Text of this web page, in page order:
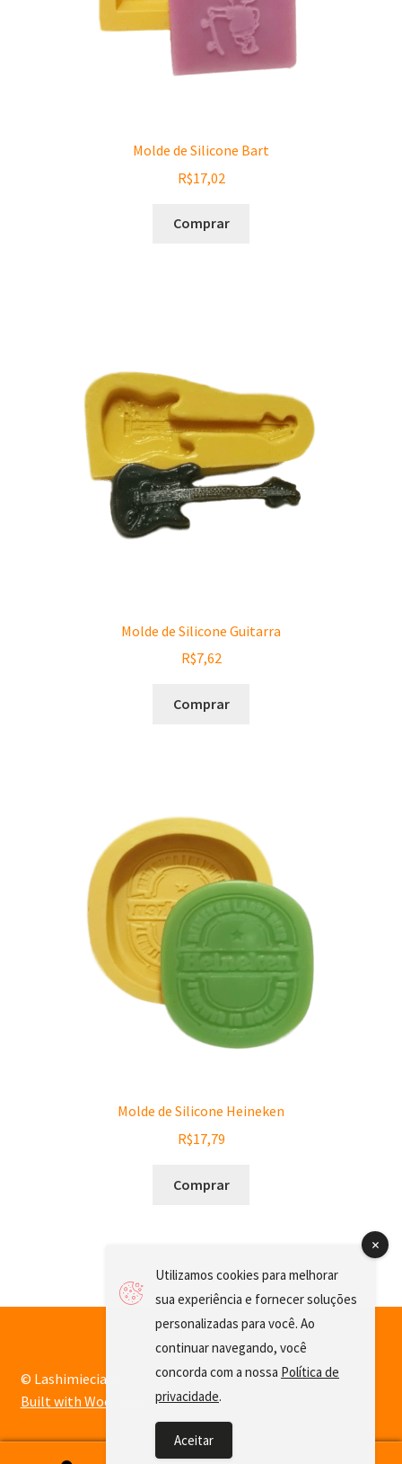
Molde de Silicone Bart
R$17,02
Comprar
Molde de Silicone Guitarra
R$7,62
Comprar
Molde de Silicone Heineken
R$17,79
Comprar
© Lashimiecia 2026
Built with WooCommerce.
Utilizamos cookies para melhorar
sua experiência e fornecer soluções
personalizadas para você. Ao
continuar navegando, você
concorda com a nossa Política de
privacidade.
Aceitar